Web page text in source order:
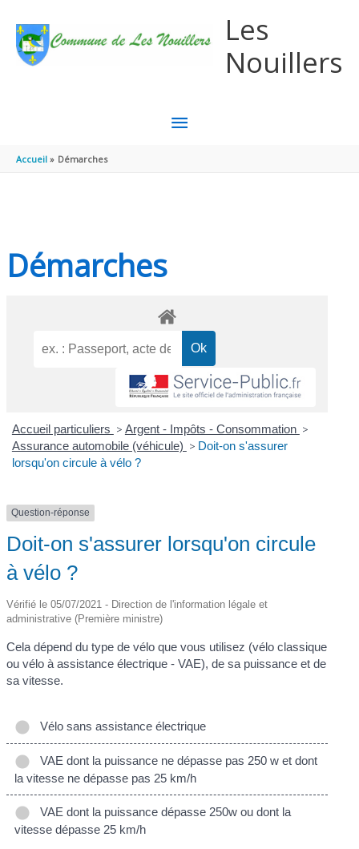
Les
Nouillers
MENU
Accueil Démarches
Démarches
Accueil particuliers > Argent - Impôts - Consommation >
Assurance automobile (véhicule) > Doit-on s'assurer
lorsqu'on circule à vélo ?
Question-réponse
Doit-on s'assurer lorsqu'on circule
à vélo ?
Vérifié le 05/07/2021 - Direction de l'information légale et
administrative (Première ministre)
Cela dépend du type de vélo que vous utilisez (vélo classique
ou vélo à assistance électrique - VAE), de sa puissance et de
sa vitesse.
Vélo sans assistance électrique
VAE dont la puissance ne dépasse pas 250 w et dont
la vitesse ne dépasse pas 25 km/h
VAE dont la puissance dépasse 250w ou dont la
vitesse dépasse 25 km/h